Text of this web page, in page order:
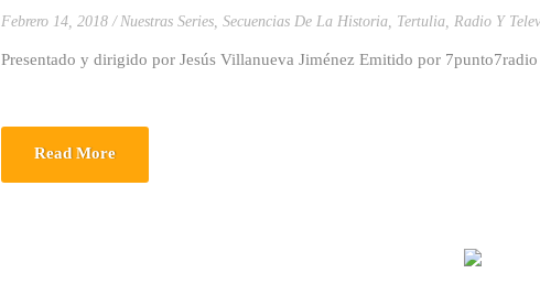
Febrero 14, 2018 Nuestras Series, Secuencias De La Historia, Tertulia, Radio Y
Presentado y dirigido por Jesús Villanueva Jiménez Emitido por
Read More